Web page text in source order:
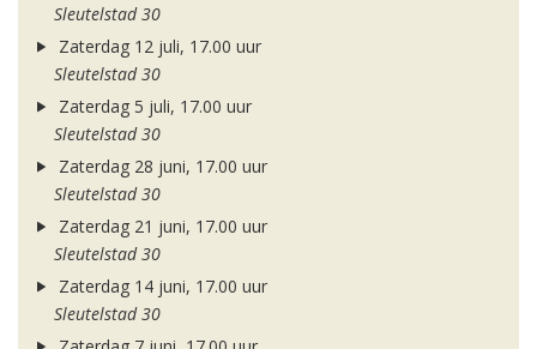
Sleutelstad 30
Zaterdag 12 juli, 17.00 uur
Sleutelstad 30
Zaterdag 5 juli, 17.00 uur
Sleutelstad 30
Zaterdag 28 juni, 17.00 uur
Sleutelstad 30
Zaterdag 21 juni, 17.00 uur
Sleutelstad 30
Zaterdag 14 juni, 17.00 uur
Sleutelstad 30